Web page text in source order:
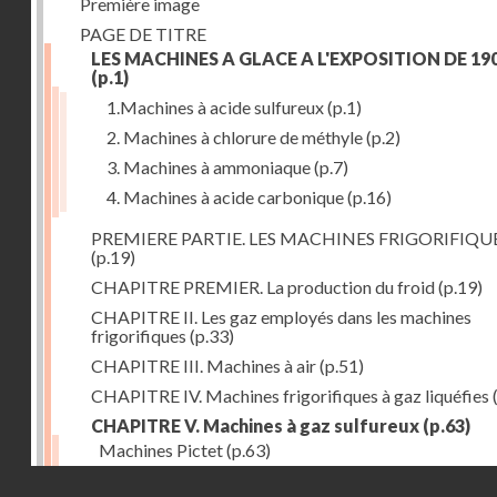
PAGE DE TITRE
LES MACHINES A GLACE A L'EXPOSITION DE
(p.1)
1.Machines à acide sulfureux(p.1)
2. Machines à chlorure de méthyle(p.2)
3. Machines à ammoniaque(p.7)
4. Machines à acide carbonique(p.16)
PREMIERE PARTIE. LES MACHINES
(p.19)
CHAPITRE PREMIER. La production du froid(p.19)
CHAPITRE II. Les gaz employés dans les machines
frigorifiques (p.33)
CHAPITRE III. Machines à air(p.51)
CHAPITRE IV. Machines frigorifiques à gaz liquéfies
CHAPITRE V. Machines à gaz sulfureux (p.63)
Machines Pictet(p.63)